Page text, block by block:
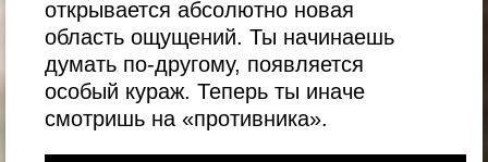
открывается абсолютно новая
область ощущений. Ты начинаешь
думать по-другому, появляется
особый кураж. Теперь ты иначе
смотришь на «противника».